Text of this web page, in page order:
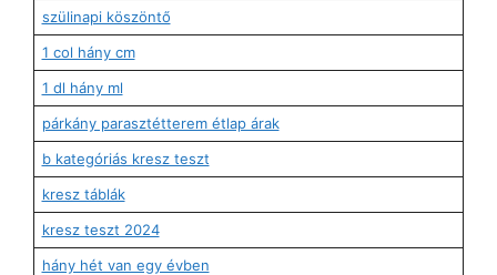
szülinapi köszöntő
1 col hány cm
1 dl hány ml
párkány parasztétterem étlap árak
b kategóriás kresz teszt
kresz táblák
kresz teszt 2024
hány hét van egy évben